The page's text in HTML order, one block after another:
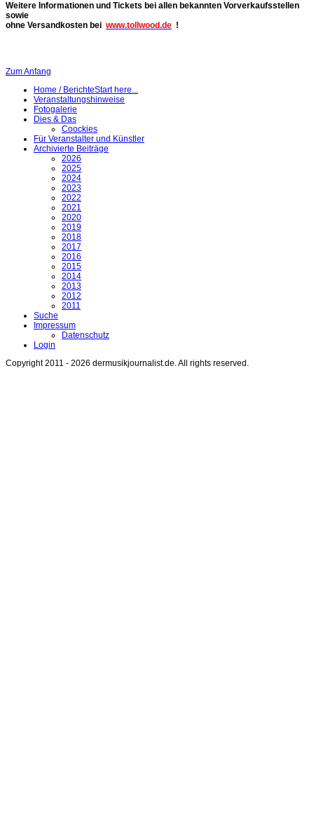
Weitere Informationen und Tickets bei allen bekannten Vorverkaufsstellen
sowie
ohne Versandkosten bei www.tollwood.de !
Zum Anfang
Home / BerichteStart here...
Veranstaltungshinweise
Fotogalerie
Dies & Das
Coockies
Für Veranstalter und Künstler
Archivierte Beiträge
2026
2025
2024
2023
2022
2021
2020
2019
2018
2017
2016
2015
2014
2013
2012
2011
Suche
Impressum
Datenschutz
Login
Copyright 2011 - 2026 dermusikjournalist.de. All rights reserved.